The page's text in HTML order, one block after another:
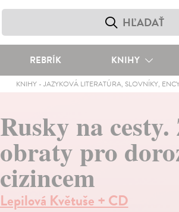
REBRÍK KNIHY
KNIHY- JAZYKOVÁ LITERATÚRA, SLOVNÍKY,
Rusky na
obraty pro
cizincem
Lepilová Květuše + CD